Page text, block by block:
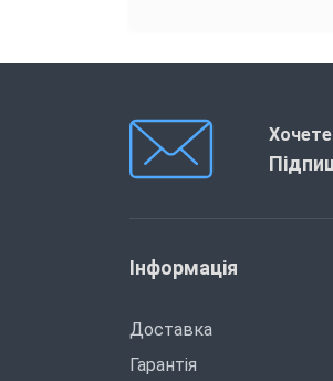
Хочете
Інформація
Доставка
Гарантія